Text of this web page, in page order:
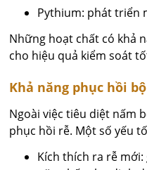
Pythium: phát triển
Những hoạt chất có khả
cho hiệu quả kiểm soát
Khả năng phục hồi
Ngoài việc tiêu diệt nấm
phục hồi rễ. Một số yếu
Kích thích ra rễ